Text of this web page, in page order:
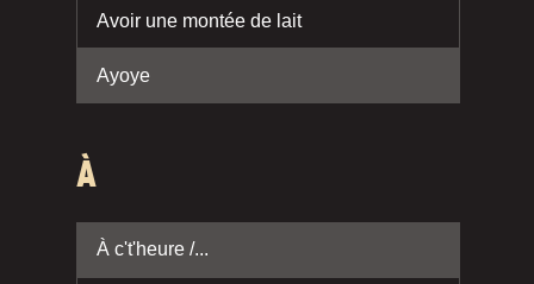
Avoir une montée de lait
Ayoye
À
À c't'heure /...